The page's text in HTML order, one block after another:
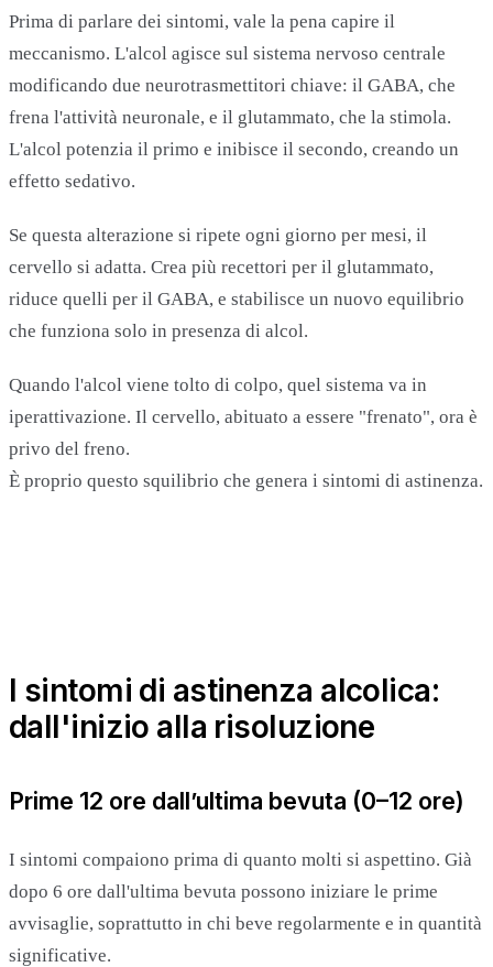
Prima di parlare dei sintomi, vale la pena capire il
meccanismo. L'alcol agisce sul sistema nervoso centrale
modificando due neurotrasmettitori chiave: il GABA, che
frena l'attività neuronale, e il glutammato, che la stimola.
L'alcol potenzia il primo e inibisce il secondo, creando un
effetto sedativo.
Se questa alterazione si ripete ogni giorno per mesi, il
cervello si adatta. Crea più recettori per il glutammato,
riduce quelli per il GABA, e stabilisce un nuovo equilibrio
che funziona solo in presenza di alcol.
Quando l'alcol viene tolto di colpo, quel sistema va in
iperattivazione. Il cervello, abituato a essere "frenato", ora è
privo del freno.
È proprio questo squilibrio che genera i sintomi di astinenza.
I sintomi di astinenza alcolica:
dall'inizio alla risoluzione
Prime 12 ore dall’ultima bevuta (0–12 ore)
I sintomi compaiono prima di quanto molti si aspettino. Già
dopo 6 ore dall'ultima bevuta possono iniziare le prime
avvisaglie, soprattutto in chi beve regolarmente e in quantità
significative.